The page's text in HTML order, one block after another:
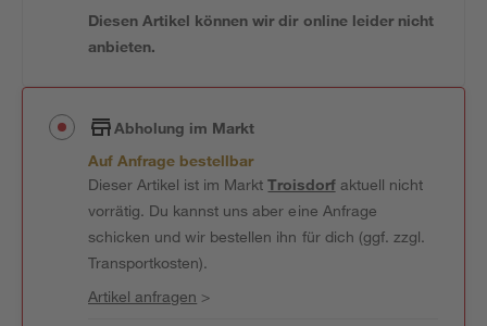
Diesen Artikel können wir dir online leider nicht
anbieten.
Abholung im Markt
Auf Anfrage bestellbar
Dieser Artikel ist im MarktTroisdorfaktuell nicht
vorrätig. Du kannst uns aber eine Anfrage
schicken und wir bestellen ihn für dich (ggf. zzgl.
Transportkosten).
Artikel anfragen >